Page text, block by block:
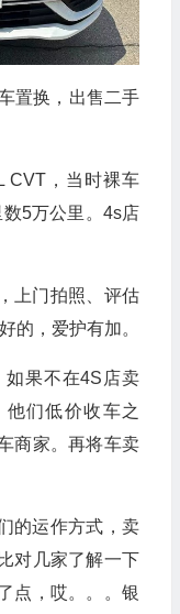
置换，出售二手
CVT，当时裸车
5万公里。4s店
上门拍照、评估
的，爱护有加。
如果不在4S店卖
们低价收车之
商家。再将车卖
的运作方式，卖
对几家了解一下
点，哎。。。银